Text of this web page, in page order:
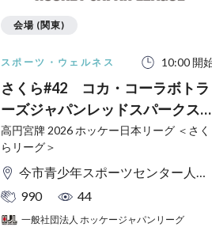
スポーツ・ウェルネス 10:00 開
さくら#42 コカ・コーラボトラ
ーズジャパンレッドスパークス
vs GIFU ASAHI BLUE BEES
10/24（土）今市青少年スポーツ
センター（栃木）
高円宮牌 2026 ホッケー日本リーグ ＜さく
らリーグ＞
今市青少年スポーツセンター人工芝競技場
990
44
一般社団法人 ホッケージャパンリーグ
会場 (関東)